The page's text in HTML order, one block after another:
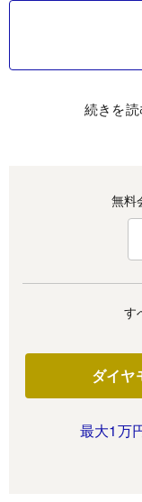
続きを読
無料
す
ダイヤ
最大1万